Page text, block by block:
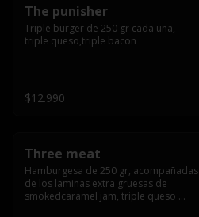
The punisher
Triple burger de 250 gr cada una,
triple queso,triple bacon
$12.990
Three meat
Hamburgesa de 250 gr, acompañadas
de los laminas extra gruesas de
smokedcaramel jam, triple queso